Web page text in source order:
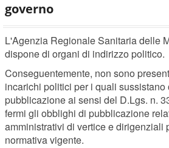
governo
L'Agenzia Regionale Sanitaria delle
dispone di organi di indirizzo politico.
Conseguentemente, non sono
incarichi politici per i quali sussistano
pubblicazione ai sensi del D.Lgs. n.
fermi gli obblighi di pubblicazione
amministrativi di vertice e dirigenziali
normativa vigente.